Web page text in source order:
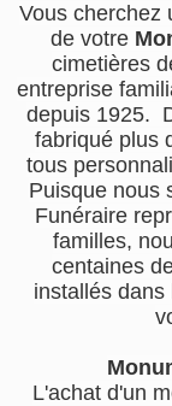
Vous cherchez
de votre
cimetières
entreprise
depuis 1925.
fabriqué plus
tous
Puisque nous
Funéraire
familles,
centaines
installés
L'achat d'un